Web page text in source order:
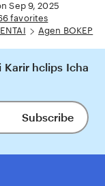
Sep 9, 2025
favorites
Agen BOKEP
Karir hclips Icha
Subscribe